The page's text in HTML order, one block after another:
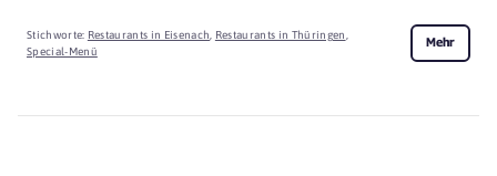
Stichworte: Restaurants in Eisenach Restaurants in Thüringen
Special-Menü
Mehr